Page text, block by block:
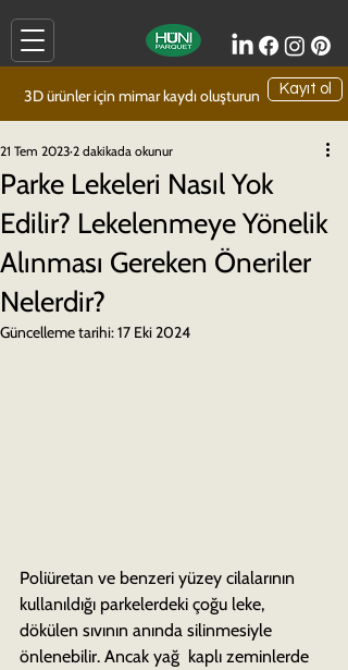
3D ürünler için mimar kaydı oluşturun Kayıt ol
Parke Lekeleri Nasıl Yok
Edilir? Lekelenmeye Yönelik
Alınması Gereken Öneriler
Nelerdir?
21 Tem 2023 2 dakikada okunur
Güncelleme tarihi:17 Eki 2024
Poliüretan ve benzeri yüzey cilalarının
kullanıldığı parkelerdeki çoğu leke,
dökülen sıvının anında silinmesiyle
önlenebilir. Ancak yağ  kaplı zeminlerde